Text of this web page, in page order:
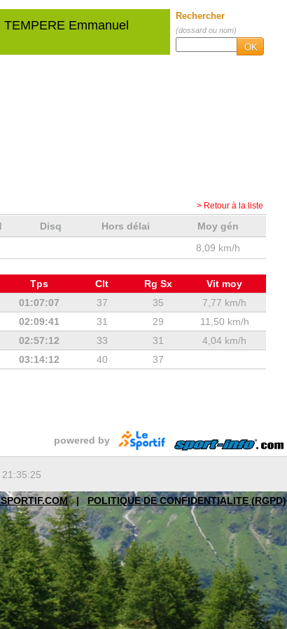
TEMPERE Emmanuel
Rechercher
(dossard ou nom)
OK
> Retour à la liste
Disq Hors délai
Moy gén
8,09 km/h
Tps Clt Rg Sx
Vit moy
01:07:07 37 35
7,77 km/h
02:09:41 31 29
11,50 km/h
02:57:12 33 31
4,04 km/h
03:14:12 40 37
powered by
| POLITIQUE DE CONFIDENTIALITE (RGPD)